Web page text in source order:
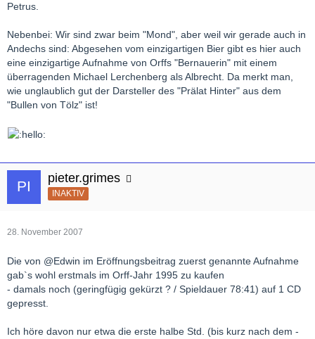
Petrus.
Nebenbei: Wir sind zwar beim "Mond", aber weil wir gerade auch in
Andechs sind: Abgesehen vom einzigartigen Bier gibt es hier auch
eine einzigartige Aufnahme von Orffs "Bernauerin" mit einem
überragenden Michael Lerchenberg als Albrecht. Da merkt man,
wie unglaublich gut der Darsteller des "Prälat Hinter" aus dem
"Bullen von Tölz" ist!
pieter.grimes
INAKTIV
28. November 2007
Die von @Edwin im Eröffnungsbeitrag zuerst genannte Aufnahme
gab`s wohl erstmals im Orff-Jahr 1995 zu kaufen
- damals noch (geringfügig gekürzt ? / Spieldauer 78:41) auf 1 CD
gepresst.
Ich höre davon nur etwa die erste halbe Std. (bis kurz nach dem -